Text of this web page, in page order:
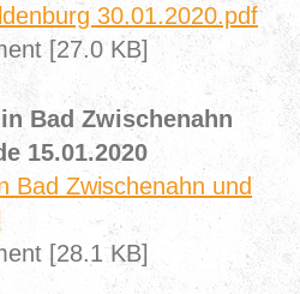
30.01.2020.pdf
[27.0 KB]
Bad Zwischenahn
15.01.2020
Bad Zwischenahn und
[28.1 KB]